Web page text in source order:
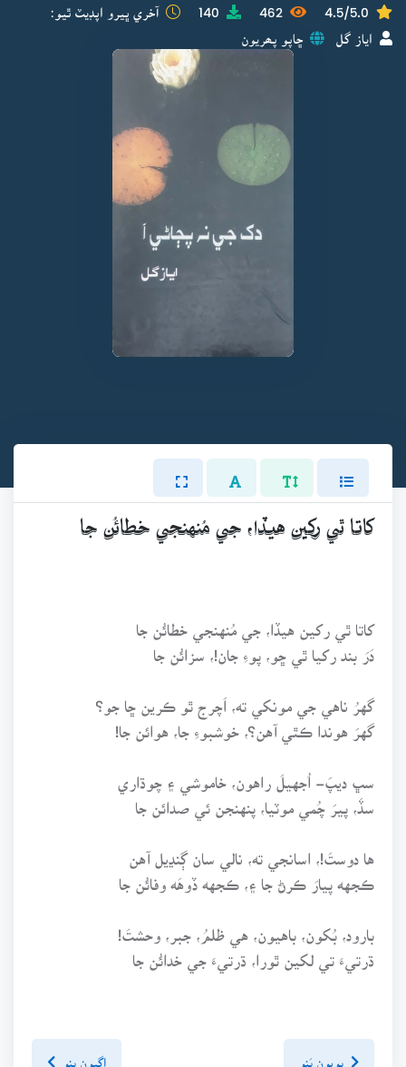
4.5/5.0
462
140 آخري ڀيرو اپڊيٽ ٿيو:
اياز گل ڇاپو پھريون
کاتا ٿي رکين هيڏا، جي مُنهنجي خطائُن جا
کاتا ٿي رکين هيڏا، جي مُنهنجي خطائُن جا
دَرَ بند رکيا ٿي ڇو، پوءِ جان!، سزائُن جا
گهرُ ناهي جي مونکي ته، اَچرج ٿو ڪرين ڇا جو؟
گهرَ هوندا ڪٿي آهن؟، خوشبوءِ جا، هوائن جا!
سڀ ديپَ- اُجهيلَ راهون، خاموشي ۽ چوڌاري
سڏَ، پيرَ چُمي موٽيا، پنهنجن ئي صدائن جا
ها دوستَ!، اسانجي ته، نالي سان ڳنڍيل آهن
ڪجهه پيارَ ڪرڻ جا ۽، ڪجهه ڏوهَه وفائُن جا
بارود، بُکون، باهيون، هي ظلمُ، جبر، وحشتَ!
ڌرتيءَ تي لکين ٿورا، ڌرتيءَ جي خدائُن جا
اڳيون پنو